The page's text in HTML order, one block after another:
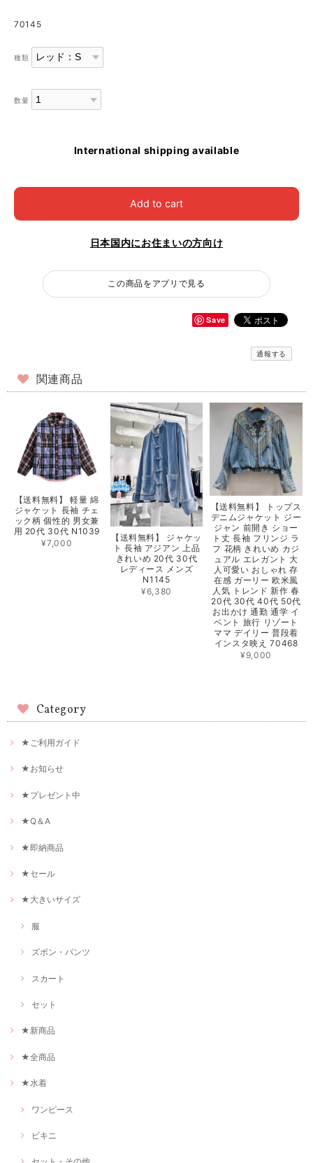
70145
種類
数量
International shipping available
Add to cart
日本国内にお住まいの方向け
この商品をアプリで見る
Save
通報する
関連商品
【送料無料】 軽量 綿
ジャケット 長袖 チェ
ック柄 個性的 男女兼
用 20代 30代 N1039
¥7,000
【送料無料】 ジャケッ
ト 長袖 アジアン 上品
きれいめ 20代 30代
レディース メンズ
N1145
¥6,380
【送料無料】 トップス
デニムジャケット ジー
ジャン 前開き ショー
ト丈 長袖 フリンジ ラ
フ 花柄 きれいめ カジ
ュアル エレガント 大
人可愛い おしゃれ 存
在感 ガーリー 欧米風
人気 トレンド 新作 春
20代 30代 40代 50代
お出かけ 通勤 通学 イ
ベント 旅行 リゾート
ママ デイリー 普段着
インスタ映え 70468
¥9,000
Category
★ご利用ガイド
★お知らせ
★プレゼント中
★Q＆A
★即納商品
★セール
★大きいサイズ
服
ズボン・パンツ
スカート
セット
★新商品
★全商品
★水着
ワンピース
ビキニ